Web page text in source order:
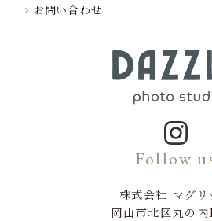
お問い合わせ
Follow
株式会社 マグリ
岡山市北区丸の